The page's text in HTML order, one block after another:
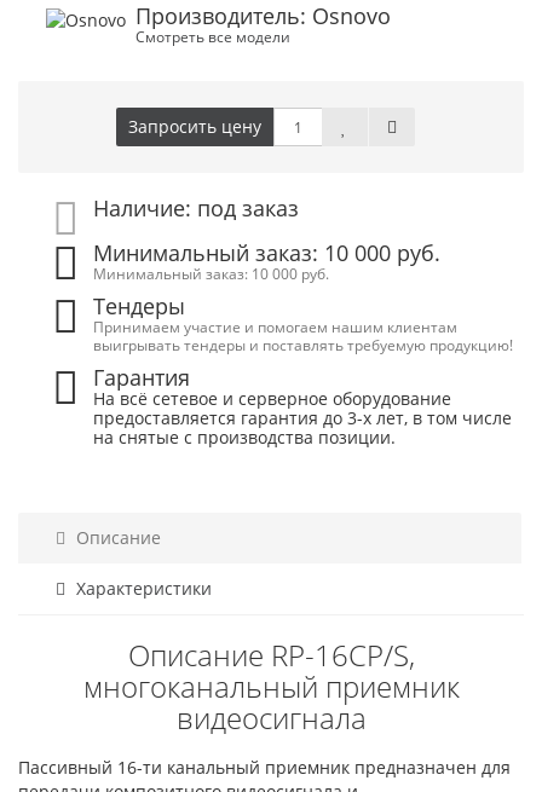
Производитель: Osnovo
Смотреть все модели
Запросить цену
Наличие: под заказ
Минимальный заказ: 10 000 руб.
Минимальный заказ: 10 000 руб.
Тендеры
Принимаем участие и помогаем нашим клиентам
выигрывать тендеры и поставлять требуемую продукцию!
Гарантия
На всё сетевое и серверное оборудование
предоставляется гарантия до 3-х лет, в том числе
на снятые с производства позиции.
Описание
Характеристики
Описание RP-16CP/S,
многоканальный приемник
видеосигнала
Пассивный 16-ти канальный приемник предназначен для